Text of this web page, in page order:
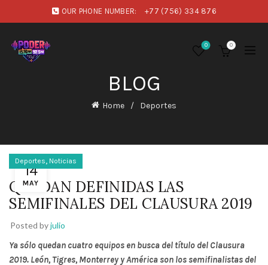
OUR PHONE NUMBER: +77 (756) 334 876
0 0
BLOG
Home Deportes
14
MAY
Deportes, Noticias
QUEDAN DEFINIDAS LAS
SEMIFINALES DEL CLAUSURA 2019
Posted byjulio
Ya sólo quedan cuatro equipos en busca del título del Clausura
2019. León, Tigres, Monterrey y América son los semifinalistas del